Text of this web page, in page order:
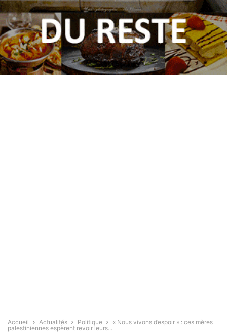
Accueil Actualités Politique
« Nous vivons d’espoir » : ces mères
palestiniennes espèrent revoir leurs...